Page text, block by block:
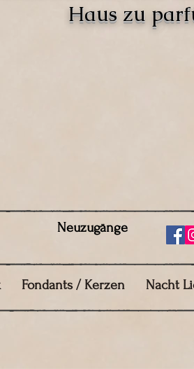
Haus zu
Neuzugänge
Fondants / Kerzen Nacht